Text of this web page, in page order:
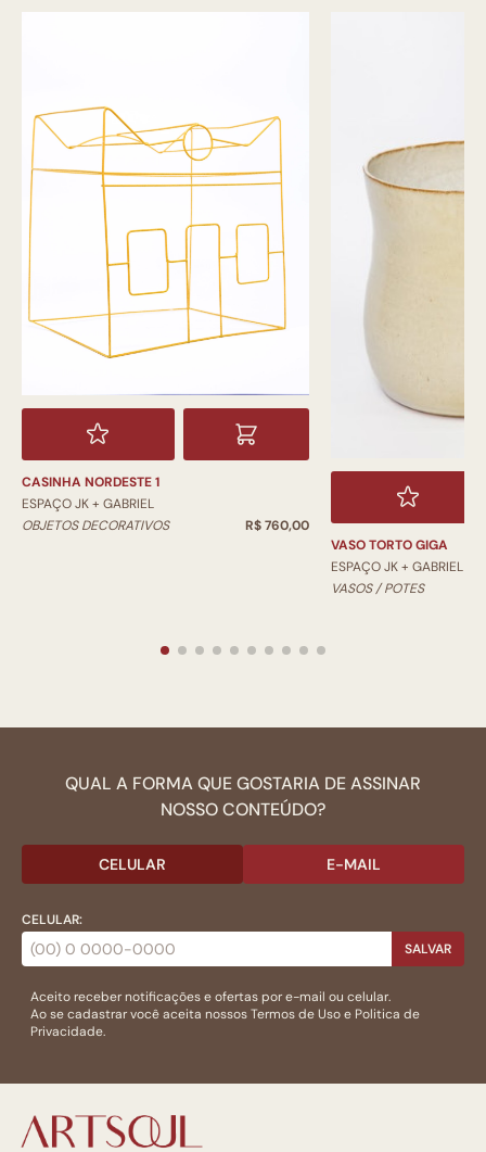
CASINHA NORDESTE 1
ESPAÇO JK + GABRIEL
OBJETOS DECORATIVOS
R$ 760,00
VASO TORTO GIGA
ESPAÇO JK + GABRIEL
VASOS / POTES
QUAL A FORMA QUE GOSTARIA DE ASSINAR
NOSSO CONTEÚDO?
CELULAR E-MAIL
CELULAR:
SALVAR
Aceito receber notificações e ofertas por e-mail ou celular.
Ao se cadastrar você aceita nossosTermos de Usoe Politica de
Privacidade.